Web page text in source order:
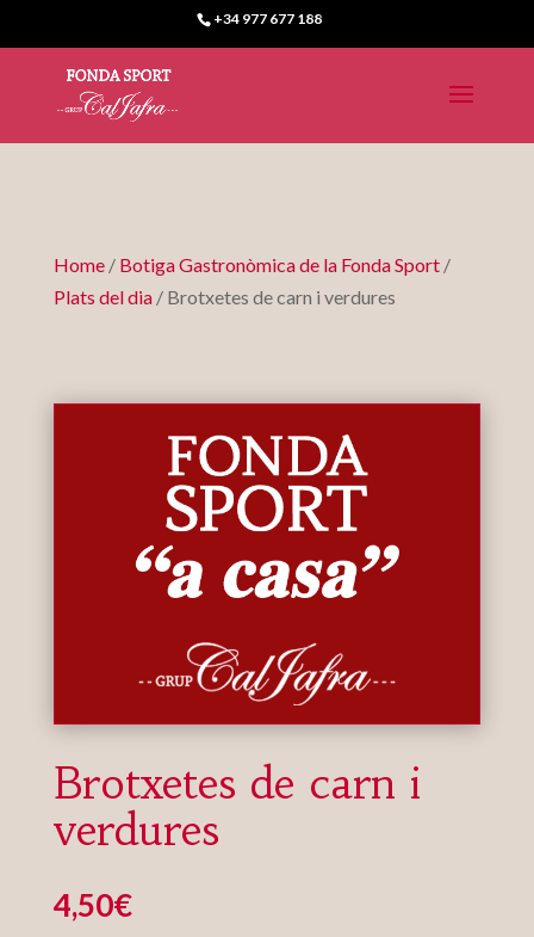
+34 977 677 188
Home/ Botiga Gastronòmica de la Fonda Sport/
Plats del dia/ Brotxetes de carn i verdures
Brotxetes de carn i
verdures
4,50€